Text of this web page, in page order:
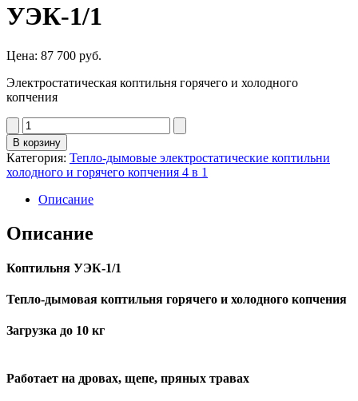
УЭК-1/1
Цена: 87 700 руб.
Электростатическая коптильня горячего и холодного
копчения
Количество
товара
Москит
10УЭК-1/1
В корзину
Категория: Тепло-дымовые электростатические коптильни
холодного и горячего копчения 4 в 1
Описание
Описание
Коптильня УЭК-1/1
Тепло-дымовая коптильня горячего и холодного копчения
Загрузка до 10 кг
Работает на дровах, щепе, пряных травах